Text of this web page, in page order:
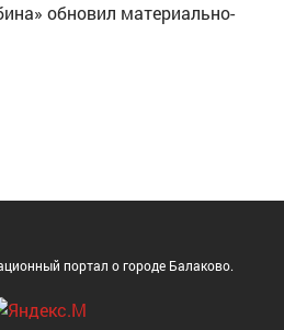
обновил материально-
портал о городе Балаково.